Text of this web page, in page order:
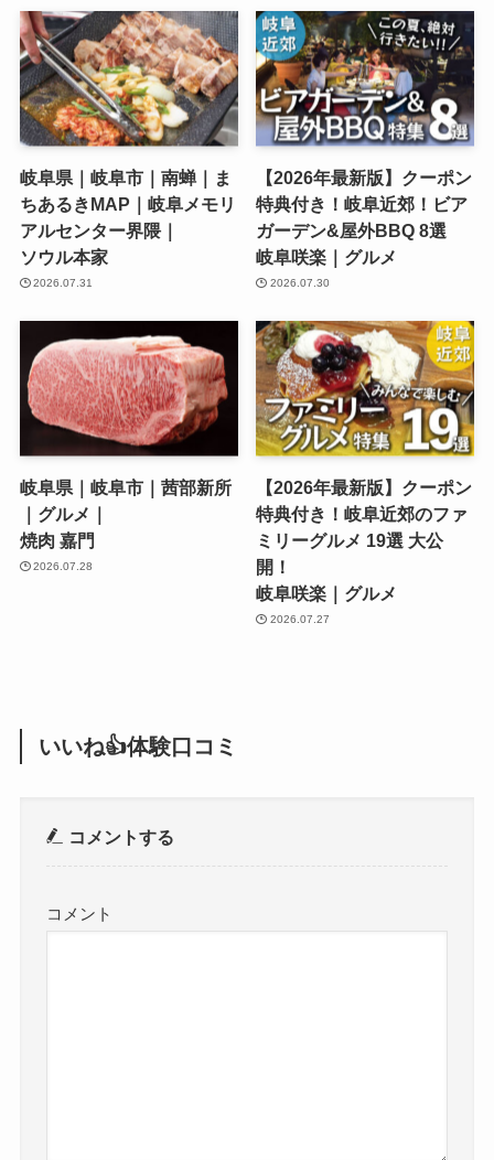
岐阜県｜岐阜市｜南蝉｜ま
ちあるきMAP｜岐阜メモリ
アルセンター界隈｜
ソウル本家
2026.07.31
【2026年最新版】クーポン
特典付き！岐阜近郊！ビア
ガーデン&屋外BBQ 8選
岐阜咲楽｜グルメ
2026.07.30
岐阜県｜岐阜市｜茜部新所
｜グルメ｜
焼肉 嘉門
2026.07.28
【2026年最新版】クーポン
特典付き！岐阜近郊のファ
ミリーグルメ 19選 大公
開！
岐阜咲楽｜グルメ
2026.07.27
いいね👍体験口コミ
コメントする
コメント